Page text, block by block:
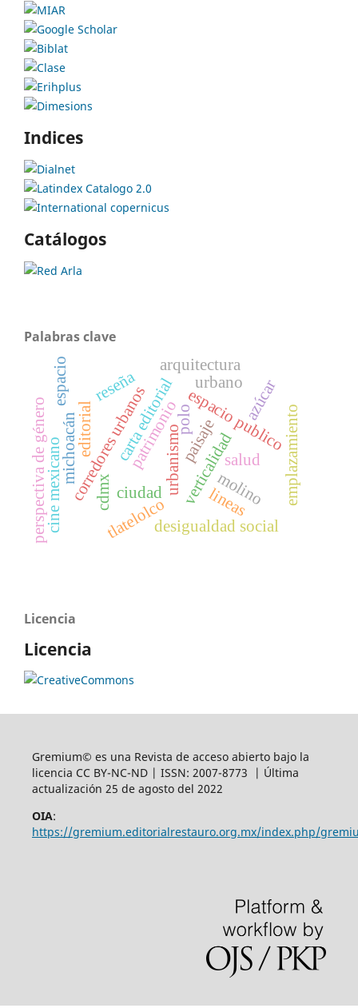
Indices
Catálogos
Palabras clave
verticalidad
lineas
ciudad urbanismo
cdmx
corredores urbanos
editorial espacio publico
patrimonio
tlatelolco
salud
paisaje
desigualdad social
reseña
molino
azúcar
michoacán
urbano
carta editorial emplazamiento
polo
cine mexicano
espacio arquitectura
perspectiva de género
Licencia
Licencia
Gremium© es una Revista de acceso abierto bajo la
licencia CC BY-NC-ND | ISSN: 2007-8773 | Última
actualización 25 de agosto del 2022
OIA:
https://gremium.editorialrestauro.org.mx/index.php/